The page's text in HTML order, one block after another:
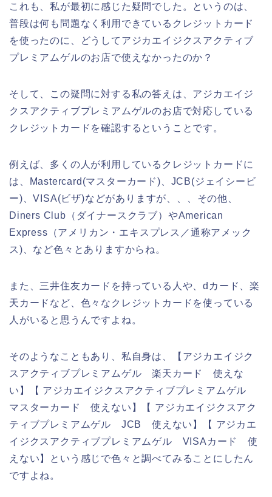
これも、私が最初に感じた疑問でした。というのは、
普段は何も問題なく利用できているクレジットカード
を使ったのに、どうしてアジカエイジクスアクティブ
プレミアムゲルのお店で使えなかったのか？
そして、この疑問に対する私の答えは、アジカエイジ
クスアクティブプレミアムゲルのお店で対応している
クレジットカードを確認するということです。
例えば、多くの人が利用しているクレジットカードに
は、Mastercard(マスターカード)、JCB(ジェイシービ
ー)、VISA(ビザ)などがありますが、、、その他、
Diners Club（ダイナースクラブ）やAmerican
Express（アメリカン・エキスプレス／通称アメック
ス)、など色々とありますからね。
また、三井住友カードを持っている人や、dカード、楽
天カードなど、色々なクレジットカードを使っている
人がいると思うんですよね。
そのようなこともあり、私自身は、【アジカエイジク
スアクティブプレミアムゲル 楽天カード 使えな
い】【 アジカエイジクスアクティブプレミアムゲル
マスターカード 使えない】【 アジカエイジクスアク
ティブプレミアムゲル JCB 使えない】【 アジカエ
イジクスアクティブプレミアムゲル VISAカード 使
えない】という感じで色々と調べてみることにしたん
ですよね。